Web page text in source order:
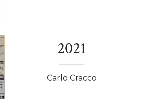
2021
Carlo Cracco